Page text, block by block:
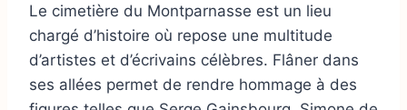
Le cimetière du Montparnasse est un lieu
chargé d’histoire où repose une multitude
d’artistes et d’écrivains célèbres. Flâner dans
ses allées permet de rendre hommage à des